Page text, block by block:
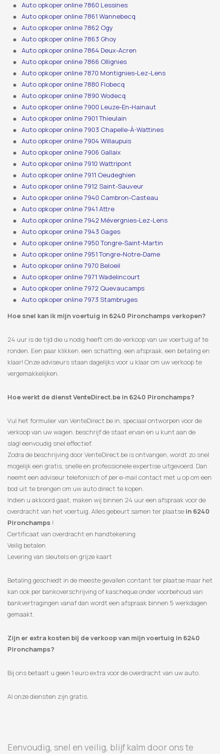
Auto opkoper online 7860 Lessines
Auto opkoper online 7861 Wannebecq
Auto opkoper online 7862 Ogy
Auto opkoper online 7863 Ghoy
Auto opkoper online 7864 Deux-Acren
Auto opkoper online 7866 Ollignies
Auto opkoper online 7870 Montignies-Lez-Lens
Auto opkoper online 7880 Flobecq
Auto opkoper online 7890 Wodecq
Auto opkoper online 7900 Leuze-En-Hainaut
Auto opkoper online 7901 Thieulain
Auto opkoper online 7903 Chapelle-À-Wattines
Auto opkoper online 7904 Willaupuis
Auto opkoper online 7906 Gallaix
Auto opkoper online 7910 Wattripont
Auto opkoper online 7911 Oeudeghien
Auto opkoper online 7912 Saint-Sauveur
Auto opkoper online 7940 Cambron-Casteau
Auto opkoper online 7941 Attre
Auto opkoper online 7942 Mévergnies-Lez-Lens
Auto opkoper online 7943 Gages
Auto opkoper online 7950 Tongre-Saint-Martin
Auto opkoper online 7951 Tongre-Notre-Dame
Auto opkoper online 7970 Beloeil
Auto opkoper online 7971 Wadelincourt
Auto opkoper online 7972 Quevaucamps
Auto opkoper online 7973 Stambruges
Hoe snel kan ik mijn voertuig in 6240 Pironchamps verkopen?
24 uur is de tijd die u nodig heeft om de verkoop van uw voertuig af te
ronden. Een paar klikken, een schatting, een afspraak, een betaling en
klaar! Onze adviseurs staan ​​dagelijks voor u klaar om uw verkoop te
vergemakkelijken.
Hoe werkt de dienst VenteDirect.be in 6240 Pironchamps?
Vul het formulier van VenteDirect.be in, speciaal ontworpen voor de
verkoop van uw wagen, beschrijf de staat ervan en u kunt aan de
slag! eenvoudig snel effectief.
Zodra de beschrijving door VenteDirect.be is ontvangen, wordt zo snel
mogelijk een gratis, snelle en professionele expertise uitgevoerd. Dan
neemt een adviseur telefonisch of per e-mail contact met u op om een
​​bod uit te brengen om uw auto direct te kopen.
Indien u akkoord gaat, maken wij binnen 24 uur een afspraak voor de
overdracht van het voertuig. Alles gebeurt samen ter plaatse in 6240
Pironchamps !
Certificaat van overdracht en handtekening
Veilig betalen
Levering van sleutels en grijze kaart
Betaling geschiedt in de meeste gevallen contant ter plaatse maar het
kan ook per bankoverschrijving of kascheque onder voorbehoud van
bankvertragingen vanaf dan wordt een afspraak binnen 5 werkdagen
gemaakt.
Zijn er extra kosten bij de verkoop van mijn voertuig in 6240
Pironchamps?
Bij ons betaalt u geen 1 euro extra voor de overdracht van uw auto.
Al onze diensten zijn gratis.
Eenvoudig, snel en veilig, blijf kalm door ons te